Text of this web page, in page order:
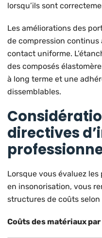
lorsqu’ils sont
Les améliorations des
de compression
contact uniforme.
des composés
à long terme et une
dissemblables.
directives
Lorsque vous évaluez
en insonorisation, vous
structures de coûts selon
Coûts des matériaux